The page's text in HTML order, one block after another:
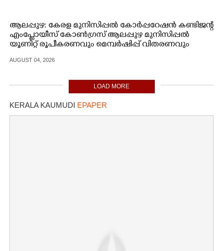
ആലപ്പുഴ: കേരള മുനിസിപ്പൽ കോർപ്പറേഷൻ കണ്ടിജന്റ്
എംപ്ലോയീസ് കോൺഗ്രസ് ആലപ്പുഴ മുനിസിപ്പൽ
യൂണിറ്റ് രൂപീകരണവും മെമ്പർഷിപ്പ് വിതരണവും
പാർലമെന്ററി പാർട്ടി ലീഡർ
AUGUST 04, 2026
LOAD MORE
KERALA KAUMUDI EPAPER